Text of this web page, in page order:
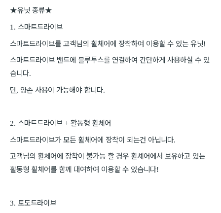
★유닛 종류★
1. 스마트드라이브
스마트드라이브를 고객님의 휠체어에 장착하여 이용할 수 있는 유닛!
스마트드라이브 밴드에 블루투스를 연결하여 간단하게 사용하실 수 있
습니다.
단, 양손 사용이 가능해야 합니다.
2. 스마트드라이브 + 활동형 휠체어
스마트드라이브가 모든 휠체어에 장착이 되는건 아닙니다.
고객님의 휠체어에 장착이 불가능 할 경우 휠셰어에서 보유하고 있는
활동형 휠체어를 함께 대여하여 이용할 수 있습니다!
3. 토도드라이브